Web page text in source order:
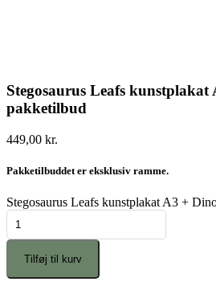
Stegosaurus Leafs
pakketilbud
449,00 kr.
Pakketilbuddet er eksklusiv ramme.
Stegosaurus Leafs kunstplakat A3 +
Tilføj til kurv